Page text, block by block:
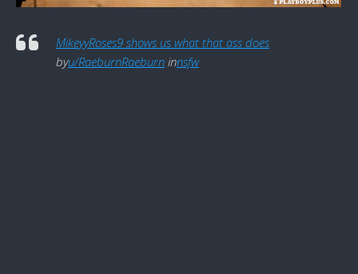
MikeyyRoses9 shows us what that ass does
byu/RaeburnRaeburn innsfw